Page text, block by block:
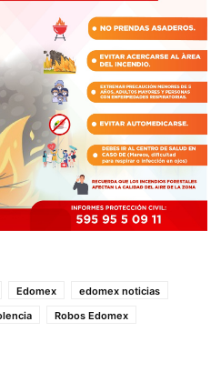
Edomex
edomex noticias
Robos Edomex